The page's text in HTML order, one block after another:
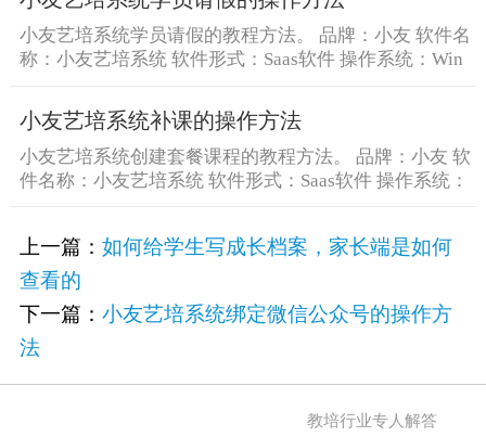
小友艺培系统学员请假的教程方法。 品牌：小友 软件名
称：小友艺培系统 软件形式：Saas软件 操作系统：Win
小友艺培系统补课的操作方法
小友艺培系统创建套餐课程的教程方法。 品牌：小友 软
件名称：小友艺培系统 软件形式：Saas软件 操作系统：
上一篇： 如何给学生写成长档案，家长端是如何
查看的
下一篇： 小友艺培系统绑定微信公众号的操作方
法
教培行业专人解答